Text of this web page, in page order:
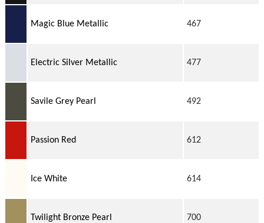
Magic Blue Metallic 467
Electric Silver Metallic 477
Savile Grey Pearl 492
Passion Red 612
Ice White 614
Twilight Bronze Pearl 700